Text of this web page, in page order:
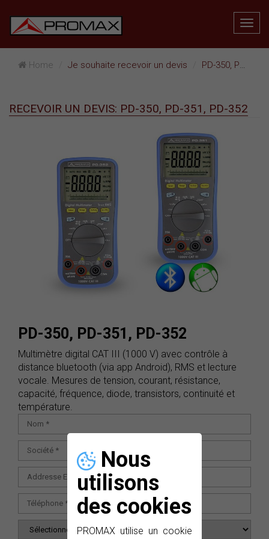
Nous
utilisons
des cookies
PROMAX utilise un cookie
Home Je souhaite recevoir un devis PD-350, PD-351, PD-352
RECEVOIR UN DEVIS: PD-350, PD-351, PD-352
PD-350, PD-351, PD-352
Multimètre digital CAT III (1000 V) avec contrôle à
distance bluetooth (via app Android), RMS et lecture
vocale. Mesures de tension, courant, résistance,
capacité, fréquence, diode, transistors, continuité et
température.